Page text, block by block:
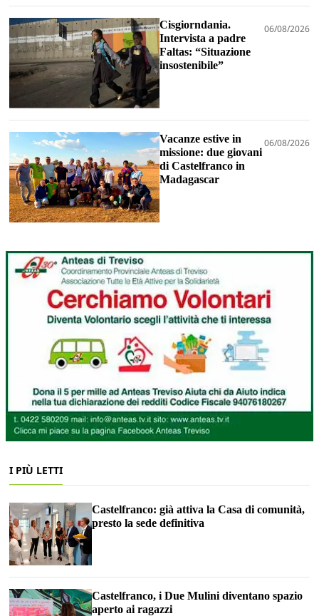
Cisgiorndania.
Intervista a padre
Faltas: “Situazione
insostenibile”
06/08/2026
Vacanze estive in
missione: due giovani
di Castelfranco in
Madagascar
06/08/2026
I PIÙ LETTI
Castelfranco: già attiva la Casa di comunità,
presto la sede definitiva
Castelfranco, i Due Mulini diventano spazio
aperto ai ragazzi